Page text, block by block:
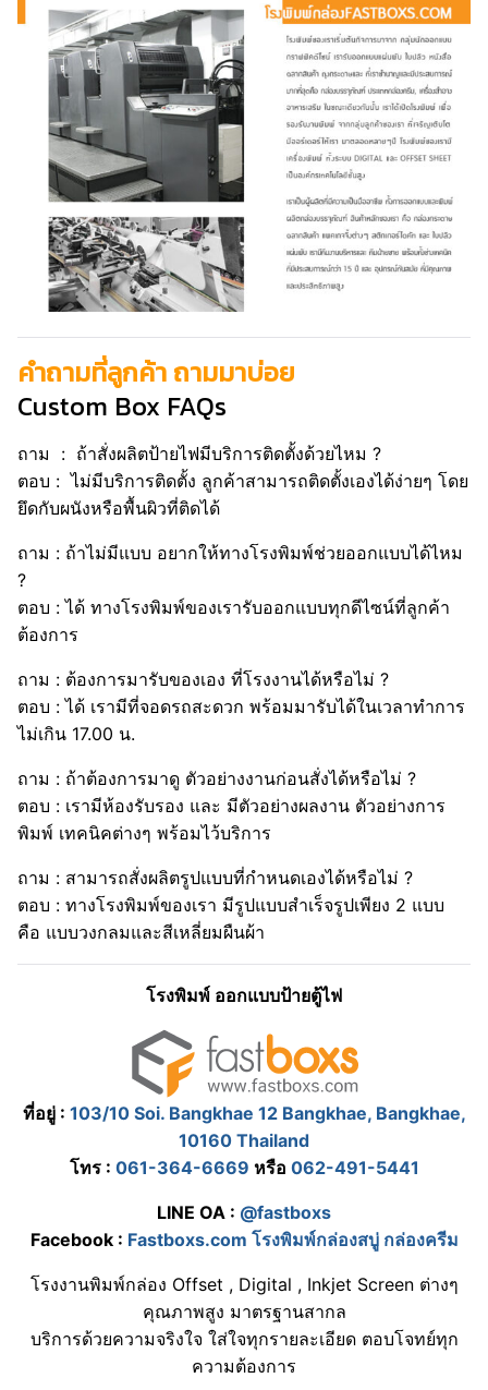
คำถามที่ลูกค้า ถามมาบ่อย
Custom Box FAQs
ถาม : ถ้าสั่งผลิตป้ายไฟมีบริการติดตั้งด้วยไหม ?
ตอบ : ไม่มีบริการติดตั้ง ลูกค้าสามารถติดตั้งเองได้ง่ายๆ โดย
ยึดกับผนังหรือพื้นผิวที่ติดได้
ถาม : ถ้าไม่มีแบบ อยากให้ทางโรงพิมพ์ช่วยออกแบบได้ไหม
?
ตอบ : ได้ ทางโรงพิมพ์ของเรารับออกแบบทุกดีไซน์ที่ลูกค้า
ต้องการ
ถาม : ต้องการมารับของเอง ที่โรงงานได้หรือไม่ ?
ตอบ : ได้ เรามีที่จอดรถสะดวก พร้อมมารับได้ในเวลาทำการ
ไม่เกิน 17.00 น.
ถาม : ถ้าต้องการมาดู ตัวอย่างงานก่อนสั่งได้หรือไม่ ?
ตอบ : เรามีห้องรับรอง และ มีตัวอย่างผลงาน ตัวอย่างการ
พิมพ์ เทคนิคต่างๆ พร้อมไว้บริการ
ถาม : สามารถสั่งผลิตรูปแบบที่กำหนดเองได้หรือไม่ ?
ตอบ : ทางโรงพิมพ์ของเรา มีรูปแบบสำเร็จรูปเพียง 2 แบบ
คือ แบบวงกลมและสีเหลี่ยมผืนผ้า
โรงพิมพ์ ออกแบบป้ายตู้ไฟ
ที่อยู่ : 103/10 Soi. Bangkhae 12 Bangkhae, Bangkhae,
10160 Thailand
โทร : 061-364-6669 หรือ 062-491-5441
LINE OA : @fastboxs
Facebook : Fastboxs.com โรงพิมพ์กล่องสบู่ กล่องครีม
โรงงานพิมพ์กล่อง Offset , Digital , Inkjet Screen ต่างๆ
คุณภาพสูง มาตรฐานสากล
บริการด้วยความจริงใจ ใส่ใจทุกรายละเอียด ตอบโจทย์ทุก
ความต้องการ